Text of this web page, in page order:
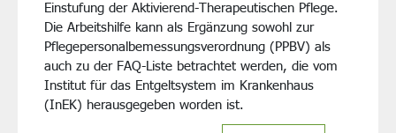
Einstufung der Aktivierend-Therapeutischen Pflege.
Die Arbeitshilfe kann als Ergänzung sowohl zur
Pflegepersonalbemessungsverordnung (PPBV) als
auch zu der FAQ-Liste betrachtet werden, die vom
Institut für das Entgeltsystem im Krankenhaus
(InEK) herausgegeben worden ist.